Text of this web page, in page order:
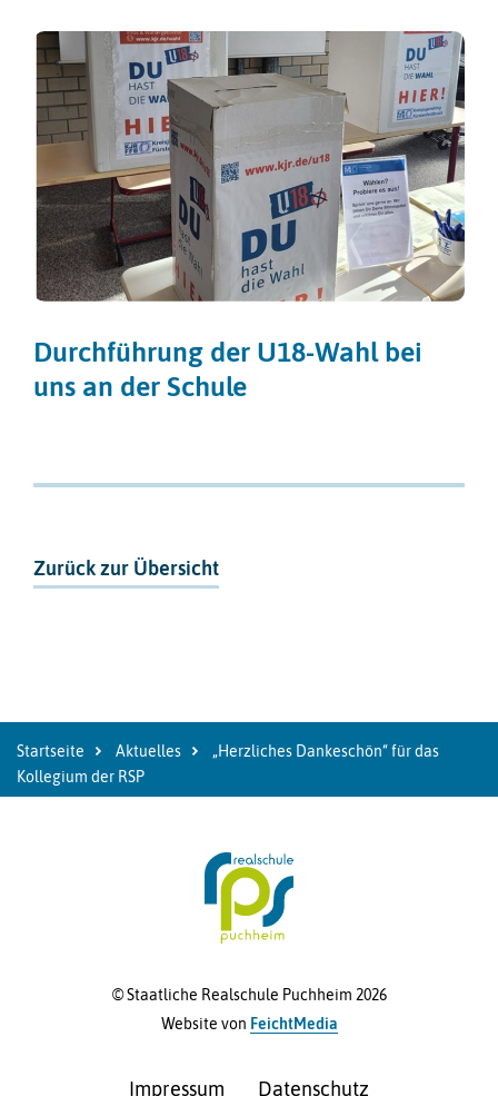
Durchführung der U18-Wahl bei
uns an der Schule
Zurück zur Übersicht
Startseite Aktuelles
„Herzliches Dankeschön“ für das
Kollegium der RSP
© Staatliche Realschule Puchheim 2026
Website von FeichtMedia
Impressum Datenschutz